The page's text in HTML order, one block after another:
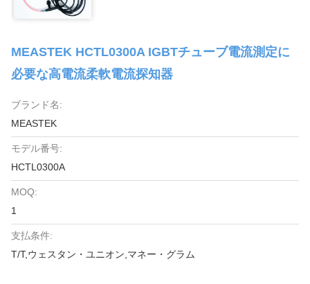
MEASTEK HCTL0300A IGBTチューブ電流測定に
必要な高電流柔軟電流探知器
ブランド名:
MEASTEK
モデル番号:
HCTL0300A
MOQ:
1
支払条件:
T/T,ウェスタン・ユニオン,マネー・グラム